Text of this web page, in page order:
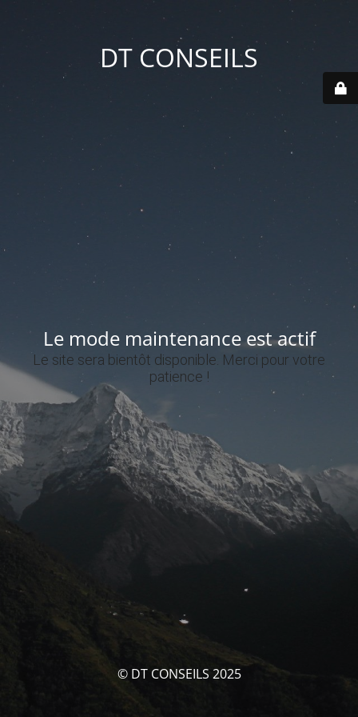
DT CONSEILS
Le mode maintenance est actif
Le site sera bientôt disponible. Merci pour votre
patience !
© DT CONSEILS 2025